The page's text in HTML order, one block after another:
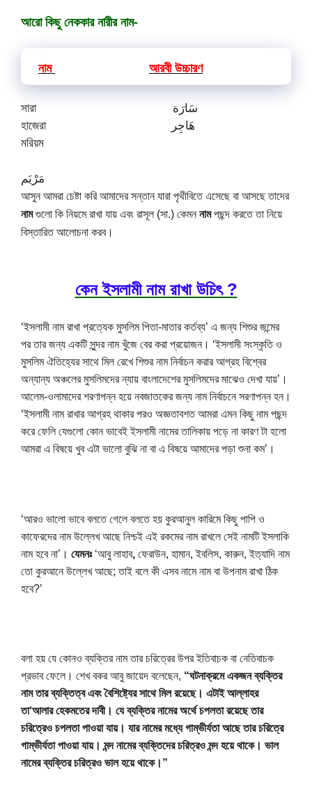
আরো কিছু নেককার নারীর নাম-
নাম আরবীউচ্চারণ
সারা سَارَة
হাজেরা هَاجِر
মরিয়ম
مَرْيَم
আসুন আমরা চেষ্টা করি আমাদের সন্তান যারা পৃথীবিতে এসেছে বা আসছে তাদের
নাম গুলো কি নিয়মে রাখা যায় এবং রাসূল (সা.) কেমন নাম পছন্দ করতে তা নিয়ে
বিস্তারিত আলোচনা করব।
কেন ইসলামী নাম রাখা উচিৎ ?
‘ইসলামী নাম রাখা প্রত্যেক মুসলিম পিতা-মাতার কর্তব্য’ এ জন্য শিশুর জন্মের
পর তার জন্য একটি সুন্দর নাম খুঁজে বের করা প্রয়োজন। ‘ইসলামী সংস্কৃতি ও
মুসলিম ঐতিহ্যের সাথে মিল রেখে শিশুর নাম নির্বাচন করার আগ্রহ বিশ্বের
অন্যান্য অঞ্চলের মুসলিমদের ন্যায় বাংলাদেশের মুসলিমদের মাঝেও দেখা যায়’।
আলেম-ওলামাদের শরণাপন্ন হয়ে নবজাতকের জন্য নাম নির্বাচনে সরণাপন্ন হন।
‘ইসলামী নাম রাখার আগ্রহ থাকার পরও অজ্ঞতাবশত আমরা এমন কিছু নাম পছন্দ
করে ফেলি যেগুলো কোন ভাবেই ইসলামী নামের তালিকায় পড়ে না কারণ টা হলো
আমরা এ বিষয়ে খুব এটা ভালো বুঝি না বা এ বিষয়ে আমাদের পড়া শুনা কম’।
‘আরও ভালো ভাবে বলতে গেলে বলতে হয় কুরআনুল কারিমে কিছু পাপি ও
কাফেরদের নাম উল্লেখ আছে নিশ্চই এই রকমের নাম রাখলে সেই নামটি ইসলাকি
নাম হবে না’। যেমনঃ ‘আবু লাহাব, ফেরাউন, হামান, ইবলিস, কারুন, ইত্যাদি নাম
তো কুরআনে উল্লেখ আছে; তাই বলে কী এসব নামে নাম বা উপনাম রাখা ঠিক
হবে?’
বলা হয় যে কোনও ব্যক্তির নাম তার চরিত্রের উপর ইতিবাচক বা নেতিবাচক
প্রভাব ফেলে। শেখ বকর আবু জায়েদ বলেছেন, “ঘটনাক্রমে একজন ব্যক্তির
নাম তার ব্যক্তিত্ব এবং বৈশিষ্ট্যের সাথে মিল রয়েছে। এটাই আল্লাহর
তা‘আলার হেকমতের দাবী। যে ব্যক্তির নামের অর্থে চপলতা রয়েছে তার
চরিত্রেও চপলতা পাওয়া যায়। যার নামের মধ্যে গাম্ভীর্যতা আছে তার চরিত্রে
গাম্ভীর্যতা পাওয়া যায়। মন্দ নামের ব্যক্তিদের চরিত্রও মন্দ হয়ে থাকে। ভাল
নামের ব্যক্তির চরিত্রও ভাল হয়ে থাকে।”